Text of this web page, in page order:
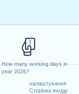
How many working days in
year 2026?
налаштування
Сторінка входу